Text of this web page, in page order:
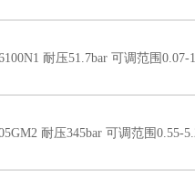
耐压51.7bar 可调范围0.07-
耐压345bar 可调范围0.55-